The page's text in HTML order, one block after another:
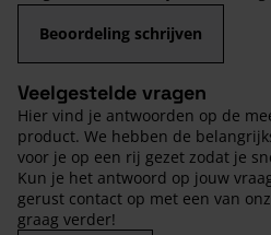
Beoordeling schrijven
Veelgestelde vragen
Hier vind je antwoorden op de
product. We hebben de
voor je op een rij gezet zodat je
Kun je het antwoord op jouw
gerust contact op met een van
graag verder!